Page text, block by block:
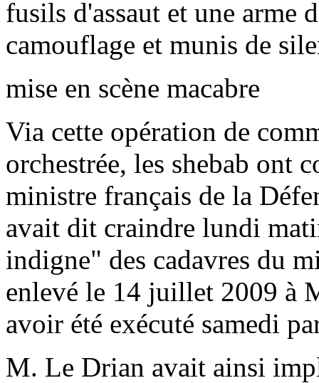
fusils d'assaut et une arme
camouflage et munis de
mise en scène macabre
Via cette opération de
orchestrée, les shebab ont
ministre français de la
avait dit craindre lundi
indigne" des cadavres du
enlevé le 14 juillet 2009 à
avoir été exécuté samedi
M. Le Drian avait ainsi